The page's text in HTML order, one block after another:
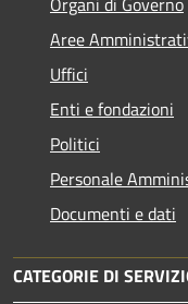
Aree
Uffici
Enti e fondazioni
Politici
Personale
Documenti e dati
CATEGORIE DI